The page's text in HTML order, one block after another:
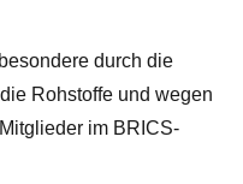
durch die
Rohstoffe und wegen
im BRICS-